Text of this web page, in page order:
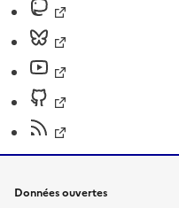
Données ouvertes